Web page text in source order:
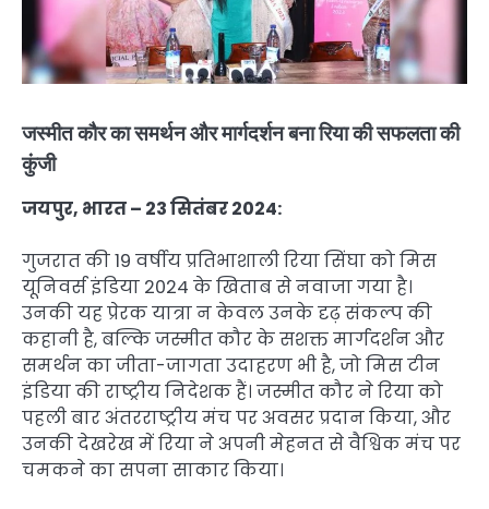
जस्मीत कौर का समर्थन और मार्गदर्शन बना रिया की सफलता की
कुंजी
जयपुर, भारत – 23 सितंबर 2024:
गुजरात की 19 वर्षीय प्रतिभाशाली रिया सिंघा को मिस
यूनिवर्स इंडिया 2024 के खिताब से नवाजा गया है।
उनकी यह प्रेरक यात्रा न केवल उनके दृढ़ संकल्प की
कहानी है, बल्कि जस्मीत कौर के सशक्त मार्गदर्शन और
समर्थन का जीता-जागता उदाहरण भी है, जो मिस टीन
इंडिया की राष्ट्रीय निदेशक हैं। जस्मीत कौर ने रिया को
पहली बार अंतरराष्ट्रीय मंच पर अवसर प्रदान किया, और
उनकी देखरेख में रिया ने अपनी मेहनत से वैश्विक मंच पर
चमकने का सपना साकार किया।